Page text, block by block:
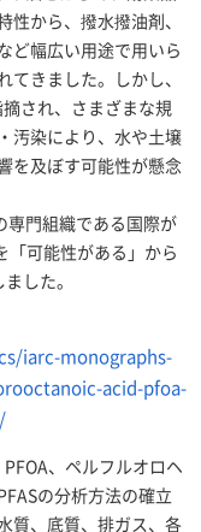
性から、撥水撥油剤、
ど幅広い用途で用いら
てきました。しかし、
され、さまざまな規
汚染により、水や土壌
を及ぼす可能性が懸念
門組織である国際が
「可能性がある」から
した。
iarc-monographs-
acid-pfoa-
、ペルフルオロヘ
の分析方法の確立
質、底質、排ガス、各